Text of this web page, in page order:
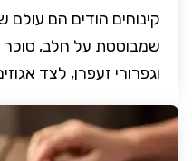
קינוחים הודים הם
שמבוססת על חלב, סוכר
וגפרורי זעפרן, לצד